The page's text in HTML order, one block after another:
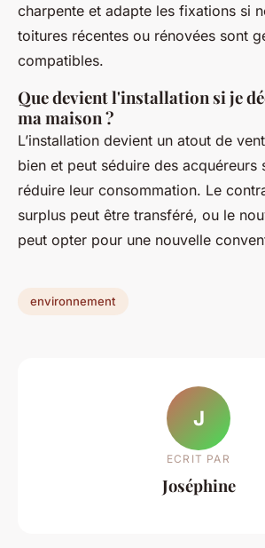
charpente et adapte les fixations si
toitures récentes ou rénovées sont
compatibles.
Que devient l'installation si je
ma maison ?
L’installation devient un atout de
bien et peut séduire des acquéreurs
réduire leur consommation. Le
surplus peut être transféré, ou le
peut opter pour une nouvelle
environnement
J
ECRIT PAR
Joséphine